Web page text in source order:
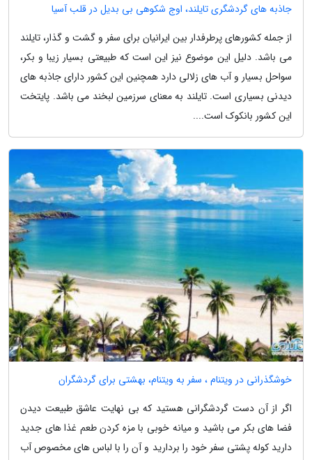
جاذبه های گردشگری تایلند، اوج شکوهی بی بدیل در قلب آسیا
از جمله کشورهای پرطرفدار بین ایرانیان برای سفر و گشت و گذار، تایلند
می باشد. دلیل این موضوع نیز این است که طبیعتی بسیار زیبا و بکر،
سواحل بسیار و آب های زلالی دارد همچنین این کشور دارای جاذبه های
دیدنی بسیاری است. تایلند به معنای سرزمین لبخند می باشد. پایتخت
این کشور بانکوک است....
خوشگذرانی در ویتنام ، سفر به ویتنام، بهشتی برای گردشگران
اگر از آن دست گردشگرانی هستید که بی نهایت عاشق طبیعت دیدن
فضا های بکر می باشید و میانه خوبی با مزه کردن طعم غذا های جدید
دارید کوله پشتی سفر خود را بردارید و آن را با لباس های مخصوص آب